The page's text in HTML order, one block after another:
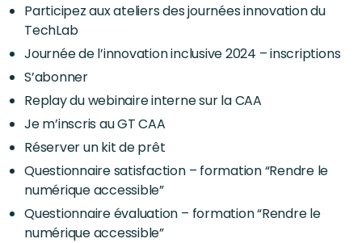
Participez aux ateliers des journées innovation du
TechLab
Journée de l’innovation inclusive 2024 – inscriptions
S’abonner
Replay du webinaire interne sur la CAA
Je m’inscris au GT CAA
Réserver un kit de prêt
Questionnaire satisfaction – formation “Rendre le
numérique accessible”
Questionnaire évaluation – formation “Rendre le
numérique accessible”